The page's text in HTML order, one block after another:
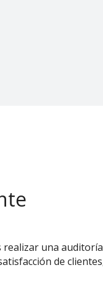
una auditoría
de